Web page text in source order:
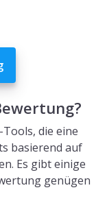
die eine
basierend auf
Es gibt einige
genügen